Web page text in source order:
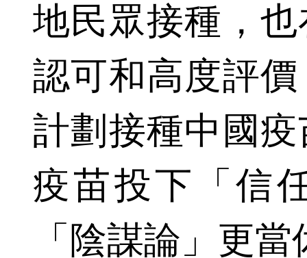
地民眾接種，
認可和高度評
計劃接種中國
疫苗投下「信
「陰謀論」更